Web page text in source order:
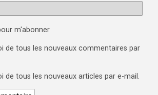
m'abonner
de tous les nouveaux commentaires par
de tous les nouveaux articles par e-mail.